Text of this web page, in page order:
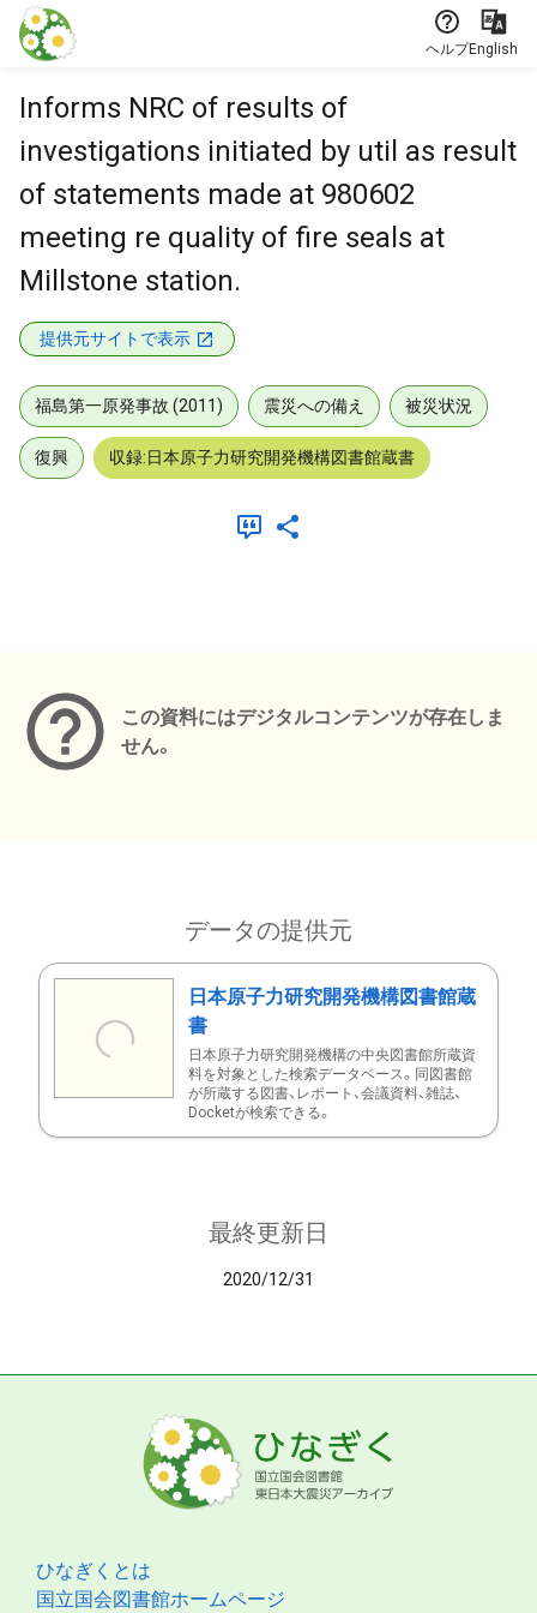
本文に飛ぶ
ヘルプEnglish
Informs NRC of results of
investigations initiated by util as result
of statements made at 980602
meeting re quality of fire seals at
Millstone station.
提供元サイトで表示
福島第一原発事故 (2011) 震災への備え 被災状況
復興 収録:日本原子力研究開発機構図書館蔵書
この資料にはデジタルコンテンツが存在しま
せん。
データの提供元
日本原子力研究開発機構図書館蔵
書
日本原子力研究開発機構の中央図書館所蔵資
料を対象とした検索データベース。同図書館
が所蔵する図書、レポート、会議資料、雑誌、
Docketが検索できる。
最終更新日
2020/12/31
ひなぎくとは
国立国会図書館ホームページ